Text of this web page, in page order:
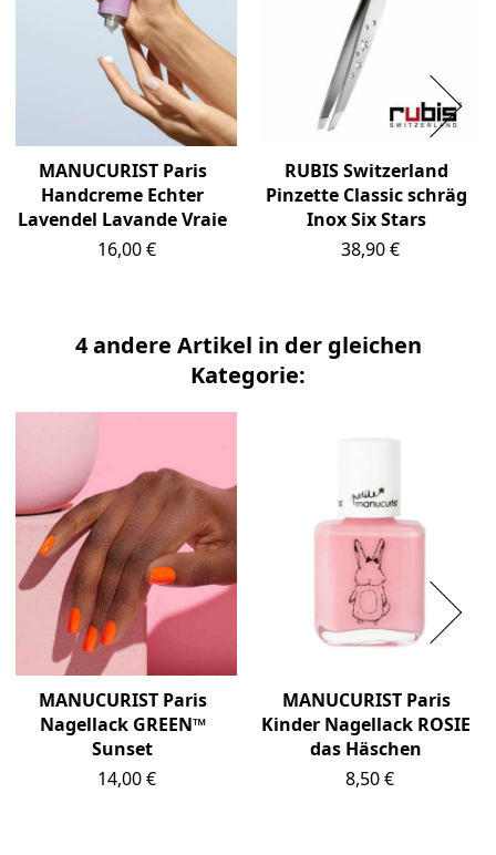
MANUCURIST Paris
Handcreme Echter
Lavendel Lavande Vraie
Preis
16,00 €
RUBIS Switzerland
Pinzette Classic schräg
Inox Six Stars
Preis
38,90 €
4 andere Artikel in der gleichen
Kategorie:
MANUCURIST Paris
Nagellack GREEN™
Sunset
Preis
14,00 €
MANUCURIST Paris
Kinder Nagellack ROSIE
das Häschen
Preis
8,50 €